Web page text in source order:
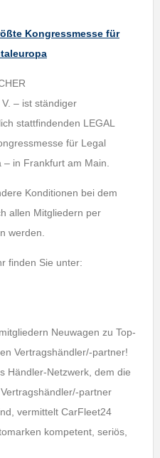
Kongressmesse für
– ist ständiger
stattfindenden LEGAL
für Legal
in Frankfurt am Main.
Konditionen bei dem
allen Mitgliedern per
werden.
finden Sie unter:
Neuwagen zu Top-
Vertragshändler/-partner!
Händler-Netzwerk, dem die
partner
vermittelt CarFleet24
kompetent, seriös,